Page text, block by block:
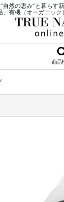
“自然の恵み”と暮らす
、有機（オーガニック
商品